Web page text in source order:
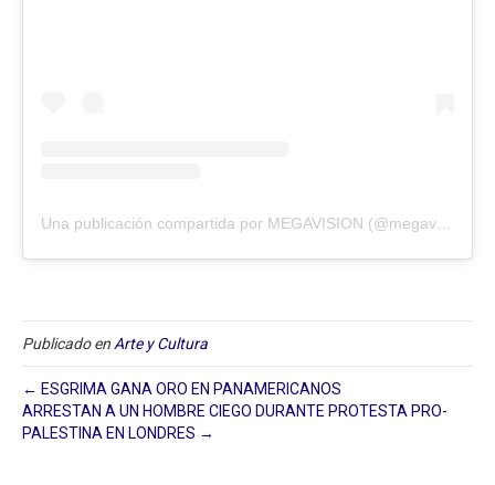
Publicado en Arte y Cultura
← ESGRIMA GANA ORO EN PANAMERICANOS
ARRESTAN A UN HOMBRE CIEGO DURANTE PROTESTA PRO-
PALESTINA EN LONDRES →